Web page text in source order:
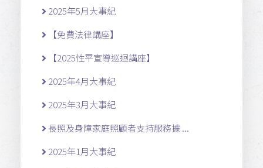
2025年5月大事紀
【免費法律講座】
【2025性平宣導巡迴講座】
2025年4月大事紀
2025年3月大事紀
長照及身障家庭照顧者支持服務據 ...
2025年1月大事紀